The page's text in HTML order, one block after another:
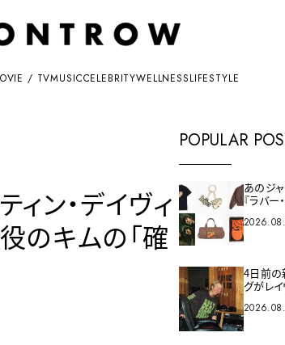
/ TVMUSICCELEBRITYWELLNESSLIFESTYLE
ィン・デイヴィ
のキムの「確
POPULAR
あのジャ
『ラバ
4日前の
グがレ